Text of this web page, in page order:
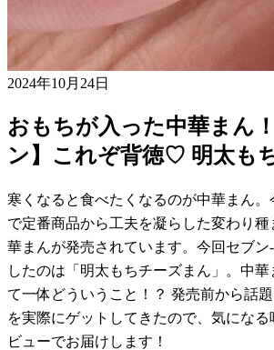
2024年10月24日
おもちが入った中華まん
ン】これぞ背徳♡ 明太も
寒くなると食べたくなるのが中華まん
で定番商品から工夫を凝らした変わり種
華まんが発売されています。今回セブ
したのは「明太もちチーズまん」。中
て一体どういうこと！？ 発売前から話
を実際にゲットしてきたので、気にな
ビューでお届けします！